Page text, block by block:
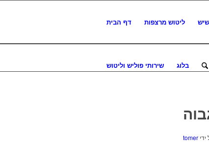
דף הבית ליטוש מרצפות
שירותי פוליש וליטוש בלוג
ידי tomer